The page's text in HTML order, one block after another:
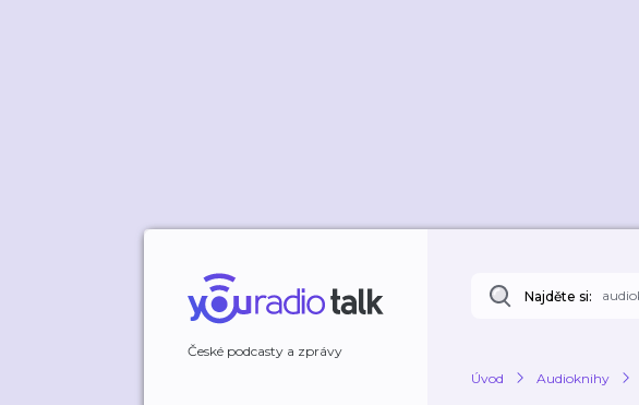
České podcasty a zprávy
Najděte si:
Úvod Audioknihy